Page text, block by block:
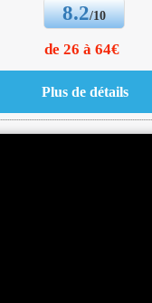
8.2/10
de 26 à 64€